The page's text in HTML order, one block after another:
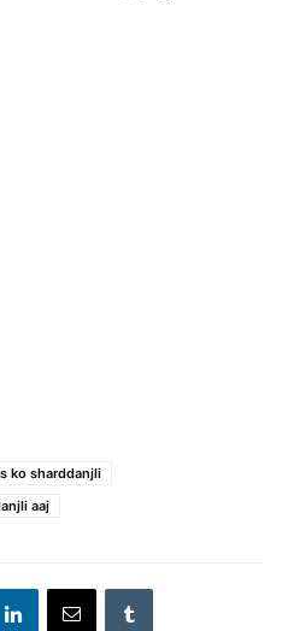
ko sharddanjli
aaj